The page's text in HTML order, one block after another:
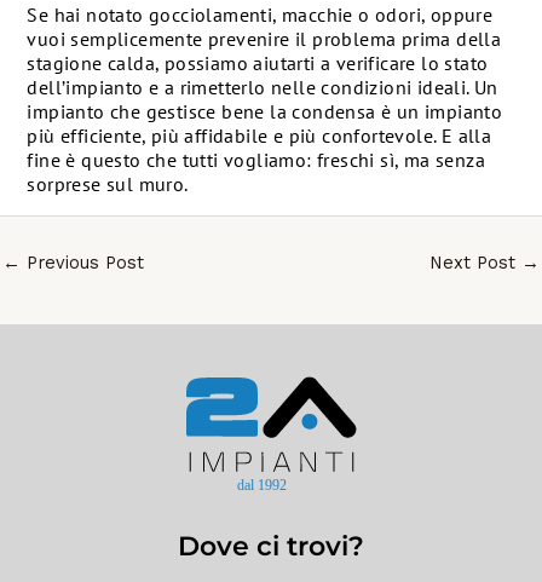
Se hai notato gocciolamenti, macchie o odori, oppure
vuoi semplicemente prevenire il problema prima della
stagione calda, possiamo aiutarti a verificare lo stato
dell’impianto e a rimetterlo nelle condizioni ideali. Un
impianto che gestisce bene la condensa è un impianto
più efficiente, più affidabile e più confortevole. E alla
fine è questo che tutti vogliamo: freschi sì, ma senza
sorprese sul muro.
← Previous Post Next Post →
Dove ci trovi?